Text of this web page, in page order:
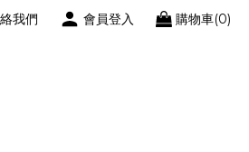
我們 會員登入 購物車(0)